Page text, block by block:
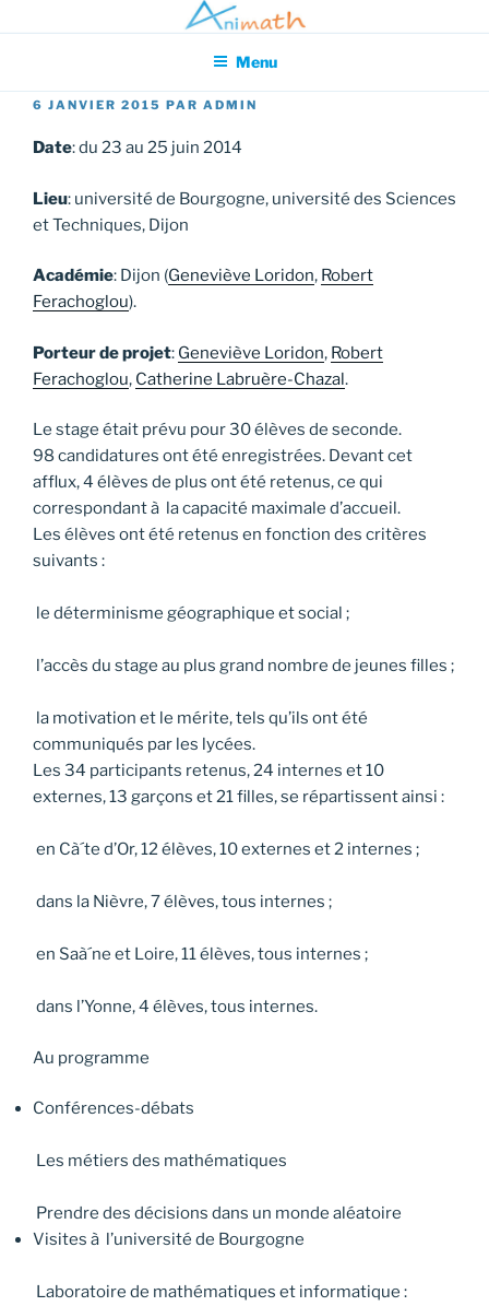
au
principal
Association pour l'Animation en Mathématiques
Menu
PUBLIÉ
6 JANVIER 2015 PAR ADMIN
Date: du 23 au 25 juin 2014
Lieu: université de Bourgogne, université des Sciences
et Techniques, Dijon
Académie: Dijon (Geneviève Loridon, Robert
Ferachoglou).
Porteur de projet: Geneviève Loridon, Robert
Ferachoglou, Catherine Labruère-Chazal.
Le stage était prévu pour 30 élèves de seconde.
98 candidatures ont été enregistrées. Devant cet
afflux, 4 élèves de plus ont été retenus, ce qui
correspondant à la capacité maximale d’accueil.
Les élèves ont été retenus en fonction des critères
suivants :
le déterminisme géographique et social ;
l’accès du stage au plus grand nombre de jeunes filles ;
la motivation et le mérite, tels qu’ils ont été
communiqués par les lycées.
Les 34 participants retenus, 24 internes et 10
externes, 13 garçons et 21 filles, se répartissent ainsi :
en Cà´te d’Or, 12 élèves, 10 externes et 2 internes ;
dans la Nièvre, 7 élèves, tous internes ;
en Saà´ne et Loire, 11 élèves, tous internes ;
dans l’Yonne, 4 élèves, tous internes.
Au programme
Conférences-débats
Les métiers des mathématiques
Prendre des décisions dans un monde aléatoire
Visites à l’université de Bourgogne
Laboratoire de mathématiques et informatique :